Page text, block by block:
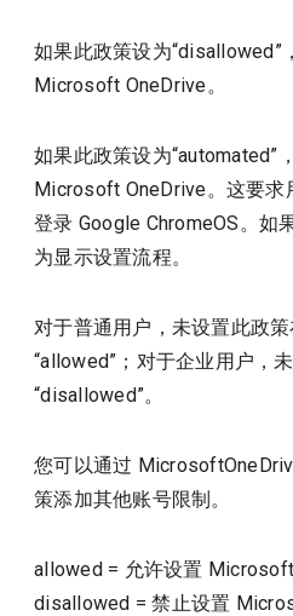
如果此政策设为“disallowed”
Microsoft OneDrive。
如果此政策设为“automated”
Microsoft OneDrive。这要
登录 Google ChromeOS。如
为显示设置流程。
对于普通用户，未设置此政
“allowed”；对于企业用户，
“disallowed”。
您可以通过
策添加其他账号限制。
allowed= 允许设置
disallowed =禁止设置